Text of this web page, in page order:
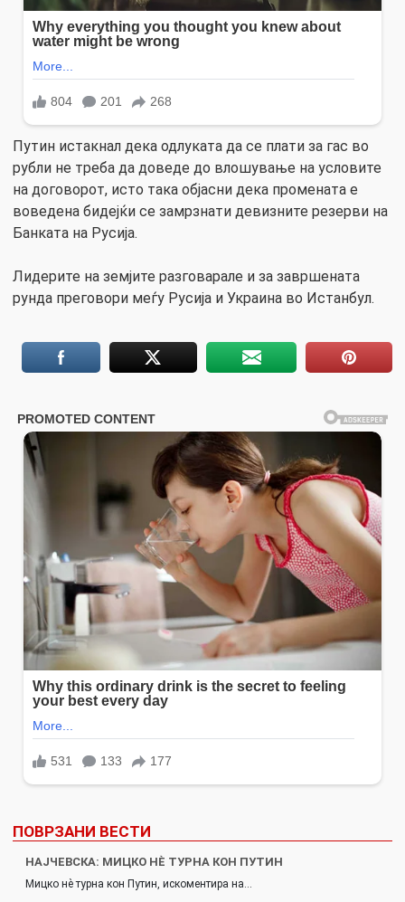
Путин истакнал дека одлуката да се плати за гас во
рубли не треба да доведе до влошување на условите
на договорот, исто така објасни дека промената е
воведена бидејќи се замрзнати девизните резерви на
Банката на Русија.
Лидерите на земјите разговарале и за завршената
рунда преговори меѓу Русија и Украина во Истанбул.
ПОВРЗАНИ ВЕСТИ
НАЈЧЕВСКА: МИЦКО НÈ ТУРНА КОН ПУТИН
Мицко нè турна кон Путин, искоментира на…